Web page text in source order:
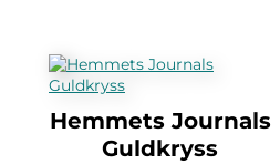
Hemmets Journals
Guldkryss